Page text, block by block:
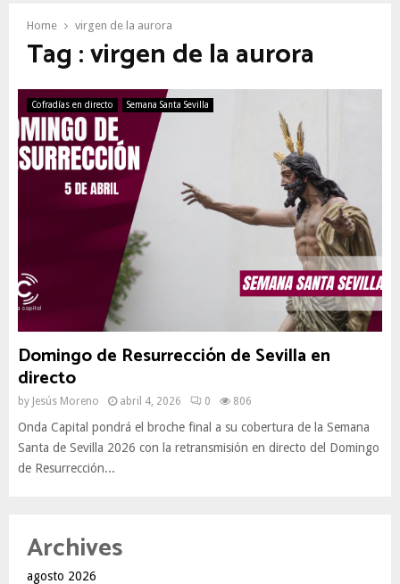
Home virgen de la aurora
Tag : virgen de la aurora
Cofradías en directo Semana Santa Sevilla
Domingo de Resurrección de Sevilla en
directo
by Jesús Moreno abril 4, 2026 0 806
Onda Capital pondrá el broche final a su cobertura de la Semana
Santa de Sevilla 2026 con la retransmisión en directo del Domingo
de Resurrección...
Archives
agosto 2026